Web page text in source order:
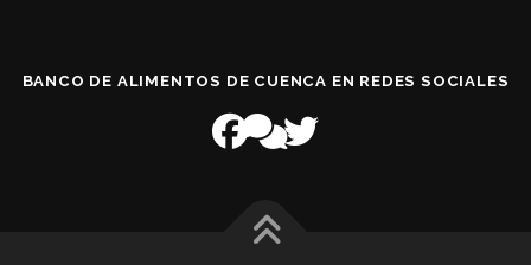
BANCO DE ALIMENTOS DE CUENCA EN REDES SOCIALES